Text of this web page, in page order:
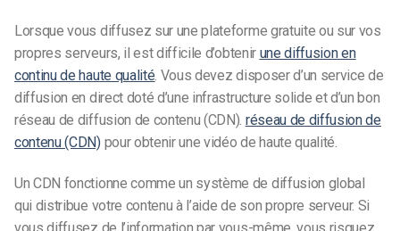
Lorsque vous diffusez sur une plateforme gratuite ou sur vos
propres serveurs, il est difficile d’obtenir une diffusion en
continu de haute qualité. Vous devez disposer d’un service de
diffusion en direct doté d’une infrastructure solide et d’un bon
réseau de diffusion de contenu (CDN). réseau de diffusion de
contenu (CDN)pour obtenir une vidéo de haute qualité.
Un CDN fonctionne comme un système de diffusion global
qui distribue votre contenu à l’aide de son propre serveur. Si